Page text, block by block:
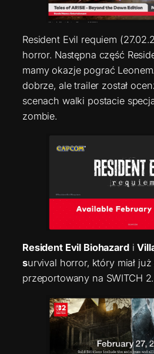
Resident Evil requiem
horror. Następna część
mamy okazje pograć
dobrze, ale trailer został
scenach walki postacie
zombie.
Resident Evil Biohazardi
survival horror, który miał
przeportowany na SWITCH 2.